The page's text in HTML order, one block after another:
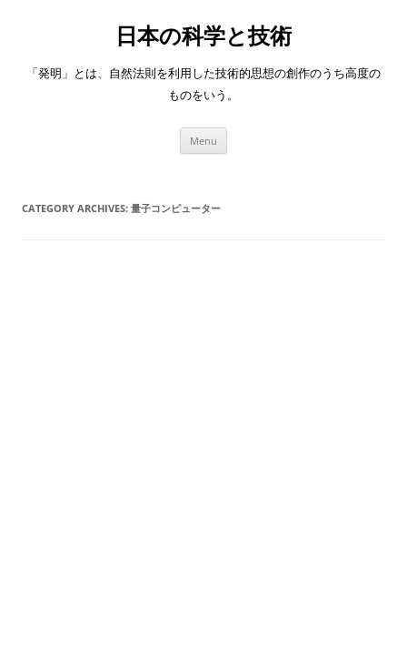
日本の科学と技術
「発明」とは、自然法則を利用した技術的思想の創作のうち高度の
ものをいう。
Menu
CATEGORY ARCHIVES: 量子コンピューター